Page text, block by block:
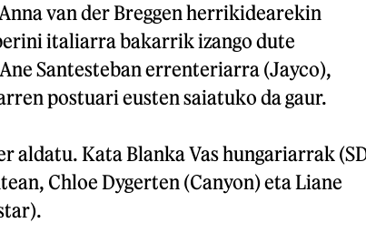
van der Breggen herrikidearekin
italiarra bakarrik izango dute
Santesteban errenteriarra (Jayco),
postuari eusten saiatuko da gaur.
aldatu. Kata Blanka Vas hungariarrak
Chloe Dygerten (Canyon) eta Liane